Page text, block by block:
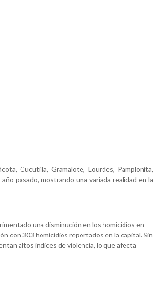
Cucutilla, Gramalote, Lourdes, Pamplonita,
pasado, mostrando una variada realidad en la
una disminución en los homicidios en
con 303 homicidios reportados en la capital. Sin
altos índices de violencia, lo que afecta